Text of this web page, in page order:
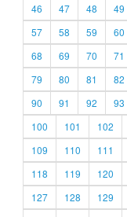
46
47 48 49
57
58 59 60
68
69 70 71
79
80 81 82
90
91 92 93
100
101 102
109
110 111
118
119 120
127
128 129